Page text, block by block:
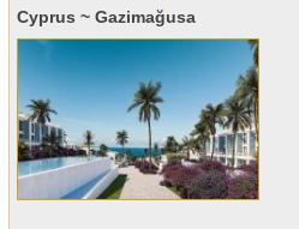
Cyprus ~ Gazimağusa